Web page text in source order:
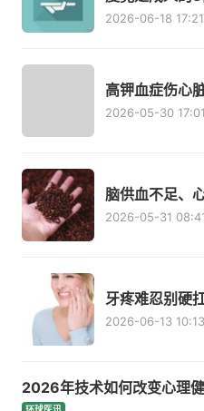
2026-06-18
高钾血症伤心
2026-05-30
脑供血不足、
2026-05-31
牙疼难忍别硬
2026-06-13
2026年技术如何改变心理